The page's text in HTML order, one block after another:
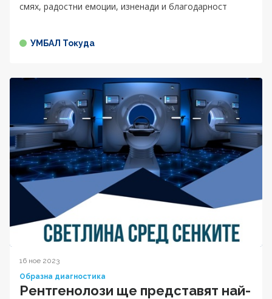
смях, радостни емоции, изненади и благодарност
УМБАЛ Токуда
16 ное 2023
Образна диагностика
Рентгенолози ще представят най-